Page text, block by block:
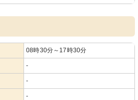
08時30分～17時30分
-
-
-